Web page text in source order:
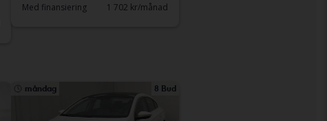
Med finansiering 1 702 kr/månad
måndag 8 Bud